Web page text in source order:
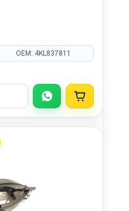
OEM: 4KL837811